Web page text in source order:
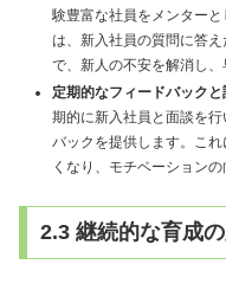
験豊富な社員をメンター
は、新入社員の質問に答
で、新人の不安を解消し、
定期的なフィードバックと
期的に新入社員と面談を
バックを提供します。こ
くなり、モチベーションの
2.3 継続的な育成